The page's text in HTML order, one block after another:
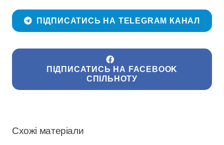
ПІДПИСАТИСЬ НА TELEGRAM КАНАЛ
ПІДПИСАТИСЬ НА FACEBOOK
СПІЛЬНОТУ
Схожі матеріали